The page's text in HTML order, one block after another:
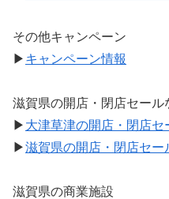
その他キャンペーン
▶ キャンペーン情報
滋賀県の開店・閉店セール
▶ 大津草津の開店・閉店セ
▶滋賀県の開店・閉店セー
滋賀県の商業施設